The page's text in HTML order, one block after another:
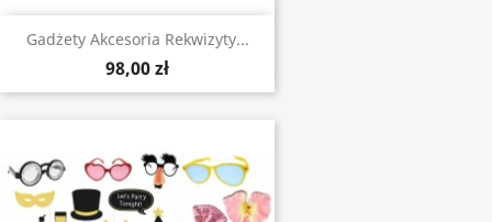
Gadżety Akcesoria Rekwizyty...
98,00 zł